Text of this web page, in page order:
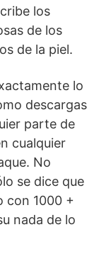
los
de los
de la piel.
lo
descargas
parte de
cualquier
No
se dice que
con 1000 +
nada de lo